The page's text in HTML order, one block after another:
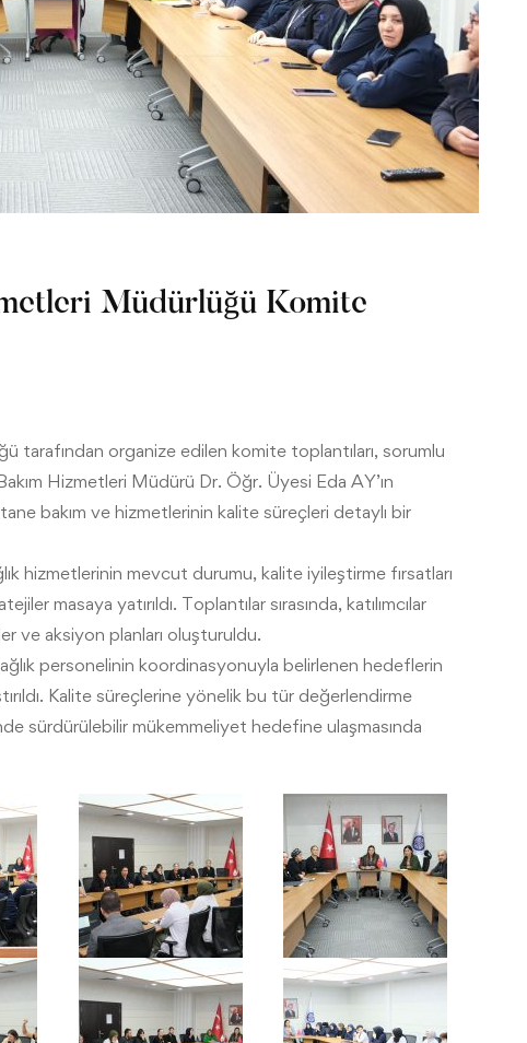
Müdürlüğü Komite
tarafından organize edilen komite toplantıları, sorumlu
Hizmetleri Müdürü Dr. Öğr. Üyesi Eda AY’ın
bakım ve hizmetlerinin kalite süreçleri detaylı bir
hizmetlerinin mevcut durumu, kalite iyileştirme fırsatları
masaya yatırıldı. Toplantılar sırasında, katılımcılar
ve aksiyon planları oluşturuldu.
personelinin koordinasyonuyla belirlenen hedeflerin
Kalite süreçlerine yönelik bu tür değerlendirme
sürdürülebilir mükemmeliyet hedefine ulaşmasında